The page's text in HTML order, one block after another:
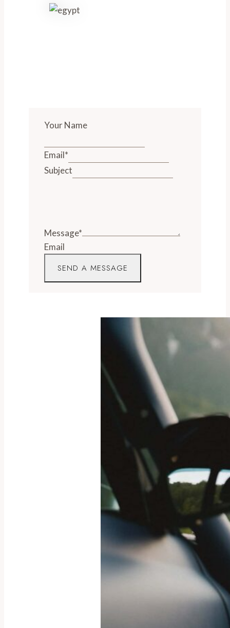
Your Name
Email*
Subject
Message*
Email
SEND A MESSAGE